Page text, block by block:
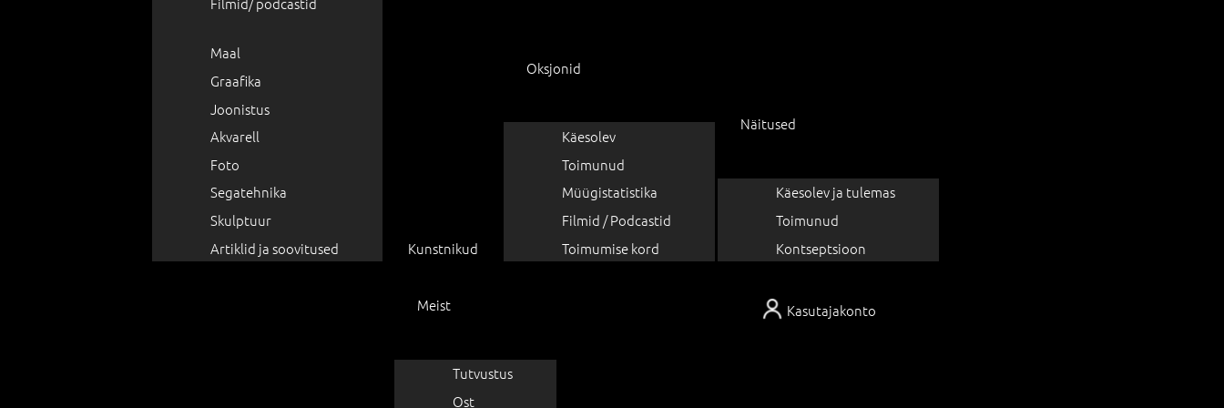
Kasutajakonto
Maal
Graafika
Joonistus
Akvarell
Foto
Segatehnika
Skulptuur
Artiklid ja soovitused
Kunstnikud
Oksjonid
Käesolev
Toimunud
Müügistatistika
Filmid / Podcastid
Toimumise kord
Näitused
Käesolev ja tulemas
Toimunud
Kontseptsioon
Meist
Tutvustus
Ost